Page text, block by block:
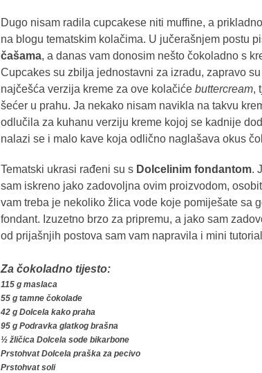
Dugo nisam radila cupcakese niti muffine, a
na blogu tematskim kolačima. U jučerašnjem postu
čašama, a danas vam donosim nešto čokoladno s
Cupcakes su zbilja jednostavni za izradu, zapravo
najčešća verzija kreme za ove kolačiće buttercream,
šećer u prahu. Ja nekako nisam navikla na takvu
odlučila za kuhanu verziju kreme kojoj se kadnije
nalazi se i malo kave koja odlično naglašava okus
Tematski ukrasi rađeni su s Dolcelinim fondantom.
sam iskreno jako zadovoljna ovim proizvodom,
vam treba je nekoliko žlica vode koje pomiješate sa
fondant. Izuzetno brzo za pripremu, a jako sam
od prijašnjih postova sam vam napravila i mini
Za čokoladno tijesto:
115 g maslaca
55 g tamne čokolade
42 g Dolcela kako praha
95 g Podravka glatkog brašna
½ žličica Dolcela sode bikarbone
Prstohvat Dolcela praška za pecivo
Prstohvat soli